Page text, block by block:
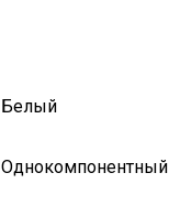
Белый
Однокомпонентный